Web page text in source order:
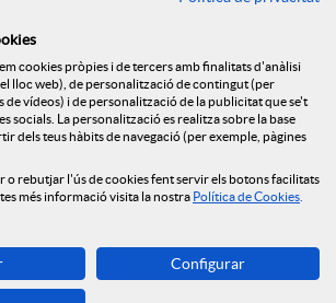
Política de cookies
Avís legal
Seguretat Online
Canal denúncies
Descarrega-la ara
Banca MOBILE
cookies pròpies i de tercers amb finalitats d'anàlisi
lloc web), de personalització de contingut (per
de vídeos) i de personalització de la publicitat que se't
socials. La personalització es realitza sobre la base
dels teus hàbits de navegació (per exemple, pàgines
o rebutjar l'ús de cookies fent servir els botons facilitats
més informació visita la nostra Política de Cookies
Configurar